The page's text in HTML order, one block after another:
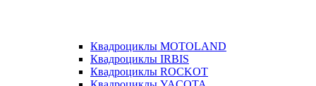
Квадроциклы MOTOLAND
Квадроциклы IRBIS
Квадроциклы ROCKOT